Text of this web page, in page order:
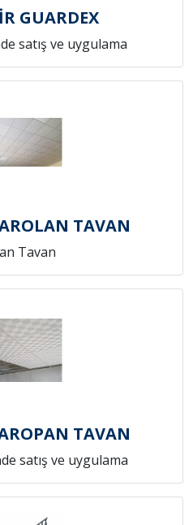
GUARDEX
satış ve uygulama
TAVAN
Tavan
TAVAN
satış ve uygulama